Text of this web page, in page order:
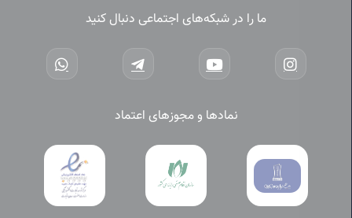
ما را در شبکه‌های اجتماعی دنبال کنید
نمادها و مجوزهای اعتماد